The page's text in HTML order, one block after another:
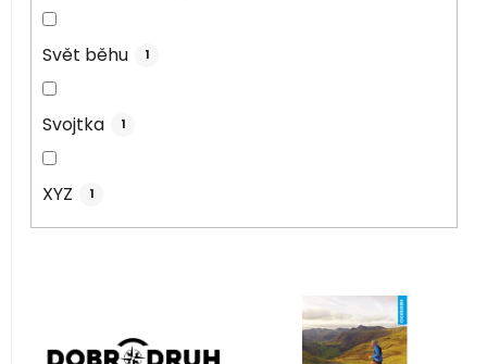
Svět běhu 1
Svojtka 1
XYZ 1